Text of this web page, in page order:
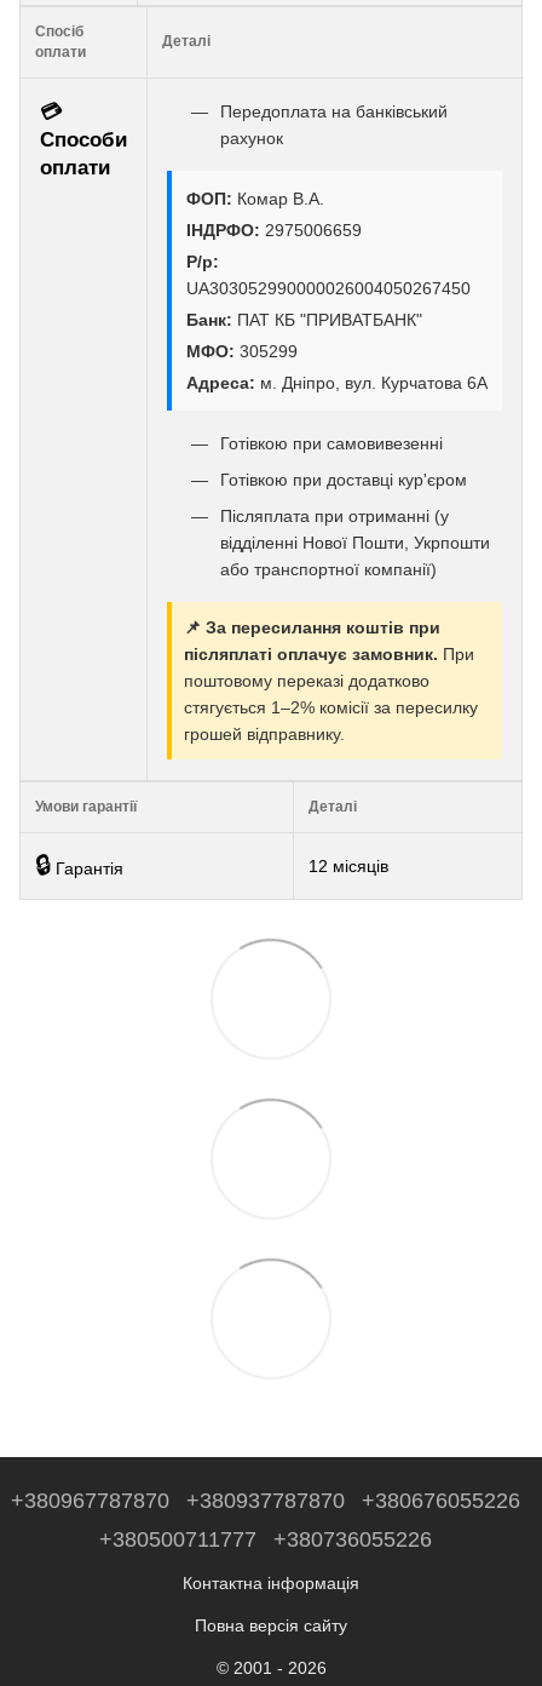
Спосіб
оплати
Деталі
💳
Способи
оплати
Передоплата на банківський
рахунок
ФОП: Комар В.А.
ІНДРФО: 2975006659
Р/р:
UA303052990000026004050267450
Банк: ПАТ КБ "ПРИВАТБАНК"
МФО: 305299
Адреса: м. Дніпро, вул. Курчатова 6А
Готівкою при самовивезенні
Готівкою при доставці кур'єром
Післяплата при отриманні (у
відділенні Нової Пошти, Укрпошти
або транспортної компанії)
📌 За пересилання коштів при
післяплаті оплачує замовник. При
поштовому переказі додатково
стягується 1–2% комісії за пересилку
грошей відправнику.
Умови гарантії Деталі
🔒 Гарантія 12 місяців
+380967787870 +380937787870
+380676055226
+380500711777
+380736055226
Контактна інформація
Повна версія сайту
© 2001 - 2026